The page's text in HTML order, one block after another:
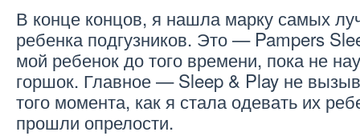
В конце концов, я нашла марку самых
ребенка подгузников. Это — Pampers
мой ребенок до того времени, пока не
горшок. Главное — Sleep & Play не
того момента, как я стала одевать их
прошли опрелости.